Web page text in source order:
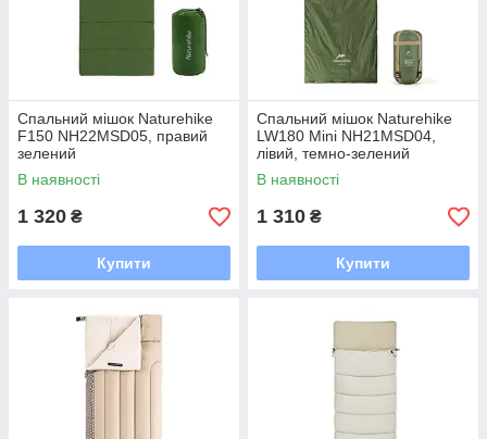
Спальний мішок Naturehike
F150 NH22MSD05, правий
зелений
В наявності
1 320 ₴
Купити
Спальний мішок Naturehike
LW180 Mini NH21MSD04,
лівий, темно-зелений
В наявності
1 310 ₴
Купити